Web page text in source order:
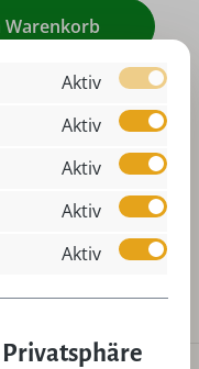
Warenkorb
Aktiv
Aktiv
Aktiv
Aktiv
Aktiv